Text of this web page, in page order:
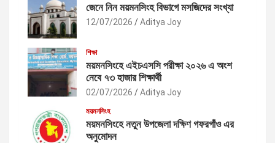
জেনে নিন ময়মনসিংহ বিভাগে মসজিদের সংখ্যা
12/07/2026 Aditya Joy
শিক্ষা
ময়মনসিংহে এইচএসসি পরীক্ষা ২০২৬ এ অংশ
নেবে ৭৩ হাজার শিক্ষার্থী
02/07/2026 Aditya Joy
ময়মনসিংহ
ময়মনসিংহে নতুন উপজেলা দক্ষিণ গফরগাঁও এর
অনুমোদন